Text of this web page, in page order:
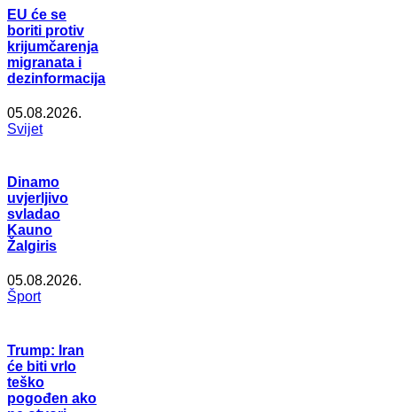
EU će se
boriti protiv
krijumčarenja
migranata i
dezinformacija
05.08.2026.
Svijet
Dinamo
uvjerljivo
svladao
Kauno
Žalgiris
05.08.2026.
Šport
Trump: Iran
će biti vrlo
teško
pogođen ako